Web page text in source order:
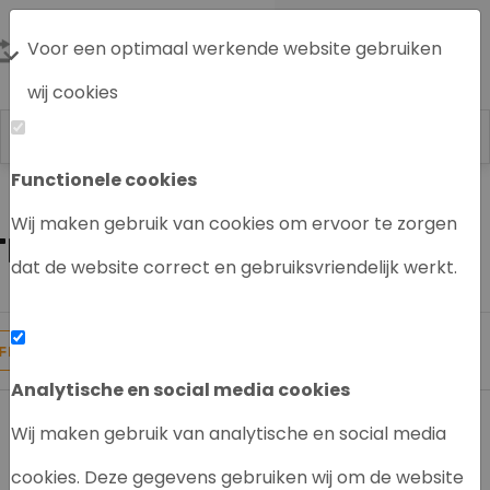
Voor een optimaal werkende website gebruiken
wij cookies
Functionele cookies
Wij maken gebruik van cookies om ervoor te zorgen
dat de website correct en gebruiksvriendelijk werkt.
Analytische en social media cookies
Wij maken gebruik van analytische en social media
cookies. Deze gegevens gebruiken wij om de website
Labrecycling LC/MS systeem
SCIENTIFIC LC/MS